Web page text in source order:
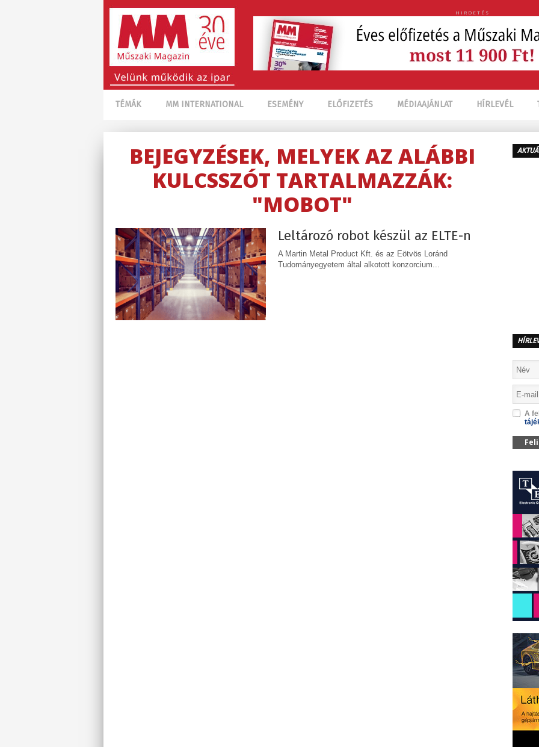
HIRDETÉS
TÉMÁK MM INTERNATIONAL ESEMÉNY ELŐFIZETÉS MÉDIAAJÁNLAT HÍRLEVÉL
BEJEGYZÉSEK, MELYEK AZ ALÁBBI
KULCSSZÓT TARTALMAZZÁK:
"MOBOT"
Leltározó robot készül az ELTE-n
A Martin Metal Product Kft. és az Eötvös Loránd
Tudományegyetem által alkotott konzorcium...
A